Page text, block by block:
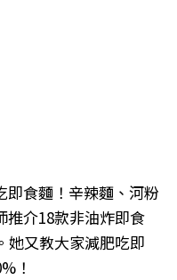
即食麵！辛辣麵、河粉
推介18款非油炸即食
她又教大家減肥吃即
！